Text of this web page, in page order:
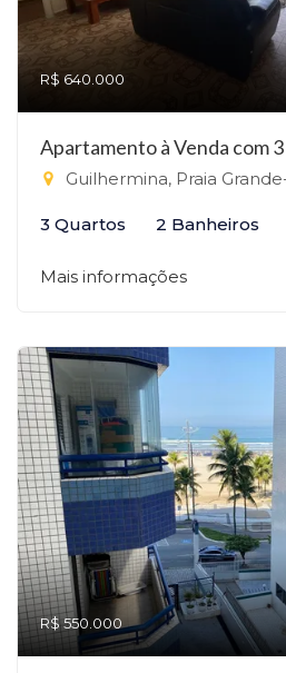
R$ 640.000
Apartamento à Venda com
Guilhermina, Praia
3 Quartos 2 Banheiros
Mais informações
R$ 550.000